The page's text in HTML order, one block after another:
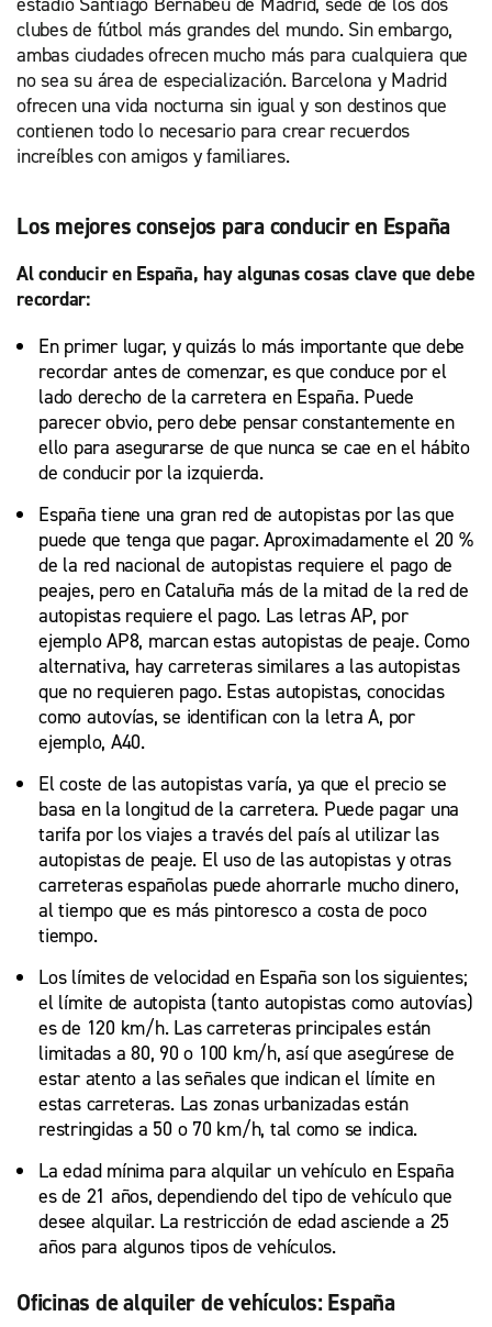
clubes de fútbol más grandes del mundo. Sin embargo,
ambas ciudades ofrecen mucho más para cualquiera que
no sea su área de especialización. Barcelona y Madrid
ofrecen una vida nocturna sin igual y son destinos que
contienen todo lo necesario para crear recuerdos
increíbles con amigos y familiares.
Los mejores consejos para conducir en España
Al conducir en España, hay algunas cosas clave que debe
recordar:
En primer lugar, y quizás lo más importante que debe
recordar antes de comenzar, es que conduce por el
lado derecho de la carretera en España. Puede
parecer obvio, pero debe pensar constantemente en
ello para asegurarse de que nunca se cae en el hábito
de conducir por la izquierda.
España tiene una gran red de autopistas por las que
puede que tenga que pagar. Aproximadamente el 20 %
de la red nacional de autopistas requiere el pago de
peajes, pero en Cataluña más de la mitad de la red de
autopistas requiere el pago. Las letras AP, por
ejemplo AP8, marcan estas autopistas de peaje. Como
alternativa, hay carreteras similares a las autopistas
que no requieren pago. Estas autopistas, conocidas
como autovías, se identifican con la letra A, por
ejemplo, A40.
El coste de las autopistas varía, ya que el precio se
basa en la longitud de la carretera. Puede pagar una
tarifa por los viajes a través del país al utilizar las
autopistas de peaje. El uso de las autopistas y otras
carreteras españolas puede ahorrarle mucho dinero,
al tiempo que es más pintoresco a costa de poco
tiempo.
Los límites de velocidad en España son los siguientes;
el límite de autopista (tanto autopistas como autovías)
es de 120 km/h. Las carreteras principales están
limitadas a 80, 90 o 100 km/h, así que asegúrese de
estar atento a las señales que indican el límite en
estas carreteras. Las zonas urbanizadas están
restringidas a 50 o 70 km/h, tal como se indica.
La edad mínima para alquilar un vehículo en España
es de 21 años, dependiendo del tipo de vehículo que
desee alquilar. La restricción de edad asciende a 25
años para algunos tipos de vehículos.
Oficinas de alquiler de vehículos: España